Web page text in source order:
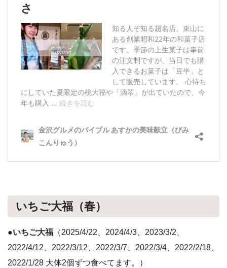
いちご大福（春）
●いちご大福 （2025/4/22、2024/4/3、2023/3/2、
2022/4/12、2022/3/12、2022/3/7、2022/3/4、2022/2/18、
2022/1/28 大体2個ずつ食べてます。）